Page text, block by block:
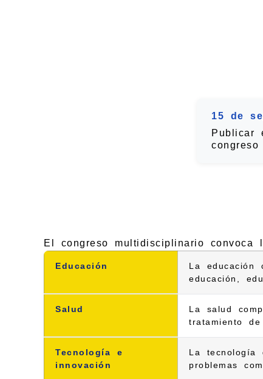
15 de
Publicar
congreso
El congreso multidisciplinario convoca
Educación
La educación
educación,
Salud
La salud
tratamiento
Tecnología e
innovación
La tecnología
problemas